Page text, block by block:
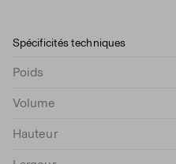
Spécificités techniques
Poids
Volume
Hauteur